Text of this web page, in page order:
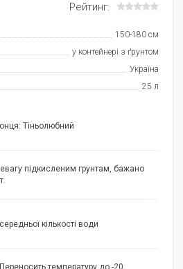
Рейтинг:
150-180 см
у контейнері з ґрунтом
Україна
25 л
Тіньолюбний
підкисленим грунтам, бажано
кількості води
Переносить температуру до -20